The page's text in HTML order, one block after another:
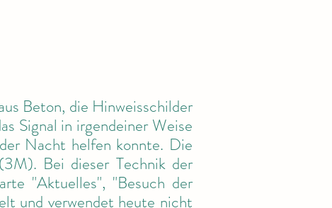
Beton, die Hinweisschilder
Signal in irgendeiner Weise
Nacht helfen konnte. Die
Bei dieser Technik der
"Aktuelles", "Besuch der
und verwendet heute nicht